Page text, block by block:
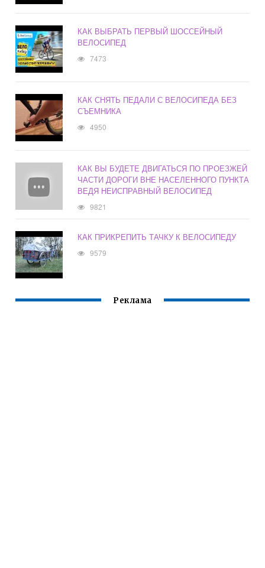
КАК ВЫБРАТЬ ПЕРВЫЙ ШОССЕЙНЫЙ
ВЕЛОСИПЕД
7473
КАК СНЯТЬ ПЕДАЛИ С ВЕЛОСИПЕДА БЕЗ
СЪЕМНИКА
4950
КАК ВЫ БУДЕТЕ ДВИГАТЬСЯ ПО ПРОЕЗЖЕЙ
ЧАСТИ ДОРОГИ ВНЕ НАСЕЛЕННОГО ПУНКТА
ВЕДЯ НЕИСПРАВНЫЙ ВЕЛОСИПЕД
9821
КАК ПРИКРЕПИТЬ ТАЧКУ К ВЕЛОСИПЕДУ
9579
Реклама